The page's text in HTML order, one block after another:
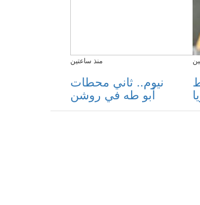
منذ ساعتين
نيوم.. ثاني محطات
أبو طه في روشن